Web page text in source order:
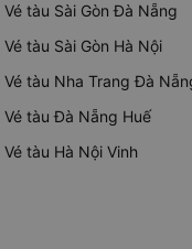
Vé tàu Sài Gòn Đà Nẵng
Vé tàu Sài Gòn Hà Nội
Vé tàu Nha Trang Đà
Vé tàu Đà Nẵng Huế
Vé tàu Hà Nội Vinh